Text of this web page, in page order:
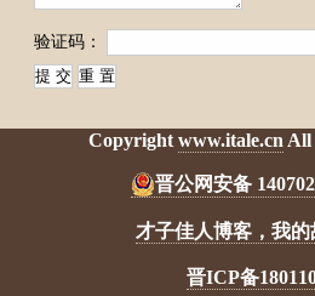
验证码：
Copyrightwww.itale.cnAll
晋公网安备
才子佳人博客，我
晋ICP备